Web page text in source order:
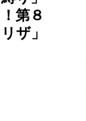
第８
ザ」